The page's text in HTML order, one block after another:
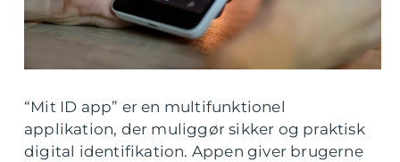
“Mit ID app” er en multifunktionel
applikation, der muliggør sikker og praktisk
digital identifikation. Appen giver brugerne